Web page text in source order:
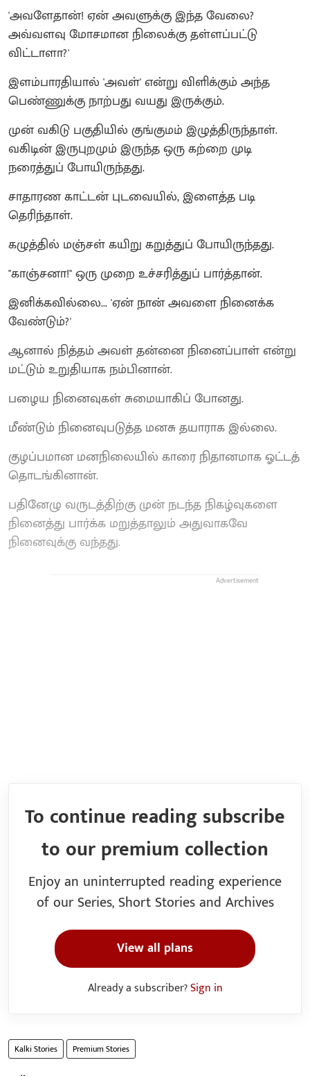
'அவளேதான்! ஏன் அவளுக்கு இந்த வேலை?
அவ்வளவு மோசமான நிலைக்கு தள்ளப்பட்டு
விட்டாளா?'
இளம்பாரதியால் 'அவள்' என்று விளிக்கும் அந்த
பெண்ணுக்கு நாற்பது வயது இருக்கும்.
முன் வகிடு பகுதியில் குங்குமம் இழுத்திருந்தாள்.
வகிடின் இருபுறமும் இருந்த ஒரு கற்றை முடி
நரைத்துப் போயிருந்தது.
சாதாரண காட்டன் புடவையில், இளைத்த படி
தெரிந்தாள்.
கழுத்தில் மஞ்சள் கயிறு கறுத்துப் போயிருந்தது.
"காஞ்சனா!" ஒரு முறை உச்சரித்துப் பார்த்தான்.
இனிக்கவில்லை... 'ஏன் நான் அவளை நினைக்க
வேண்டும்?'
ஆனால் நித்தம் அவள் தன்னை நினைப்பாள் என்று
மட்டும் உறுதியாக நம்பினான்.
பழைய நினைவுகள் சுமையாகிப் போனது.
மீண்டும் நினைவுபடுத்த மனசு தயாராக இல்லை.
குழப்பமான மனநிலையில் காரை நிதானமாக ஓட்டத்
தொடங்கினான்.
பதினேழு வருடத்திற்கு முன் நடந்த நிகழ்வுகளை
நினைத்து பார்க்க மறுத்தாலும் அதுவாகவே
நினைவுக்கு வந்தது.
Advertisement
To continue reading subscribe
to our premium collection
Enjoy an uninterrupted reading experience
of our Series, Short Stories and Archives
View all plans
Already a subscriber?Sign in
Kalki Stories Premium Stories